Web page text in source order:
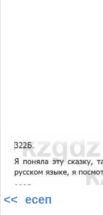
<< есеп